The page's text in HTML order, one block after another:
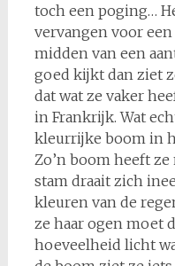
toch een poging…
vervangen voor
midden van een
goed kijkt dan ziet
dat wat ze vaker
in Frankrijk. Wat
kleurrijke boom in
Zo’n boom heeft
stam draait zich
kleuren van de
ze haar ogen moet
hoeveelheid licht